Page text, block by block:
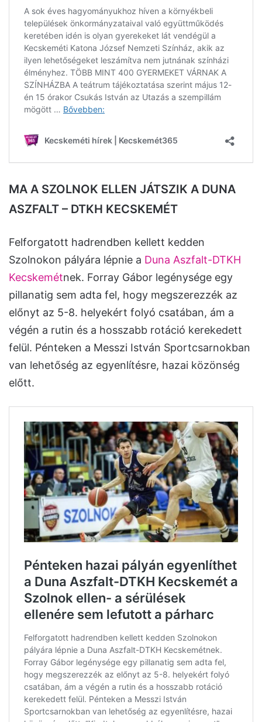
MA A SZOLNOK ELLEN JÁTSZIK A DUNA
ASZFALT – DTKH KECSKEMÉT
Felforgatott hadrendben kellett kedden
Szolnokon pályára lépnie a Duna Aszfalt-DTKH
Kecskemétnek. Forray Gábor legénysége egy
pillanatig sem adta fel, hogy megszerezzék az
előnyt az 5-8. helyekért folyó csatában, ám a
végén a rutin és a hosszabb rotáció kerekedett
felül. Pénteken a Messzi István Sportcsarnokban
van lehetőség az egyenlítésre, hazai közönség
előtt.